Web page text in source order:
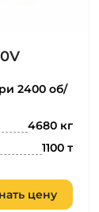
2400 об/
4680 кг
1100 т
цену